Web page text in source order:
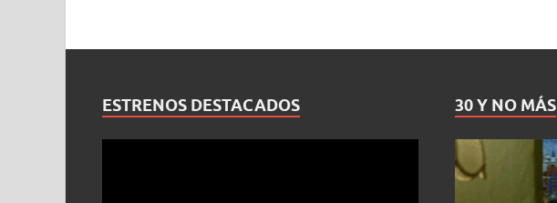
ESTRENOS DESTACADOS 30 Y NO MÁS